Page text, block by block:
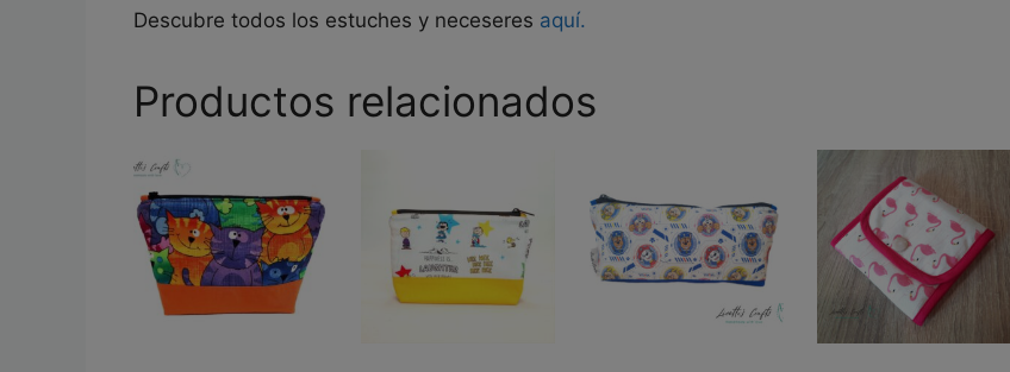
Descubre todos los estuches y neceseres aquí.
Productos relacionados